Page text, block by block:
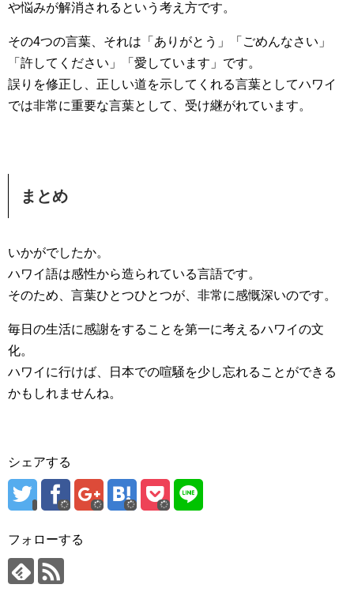
や悩みが解消されるという考え方です。
その4つの言葉、それは「ありがとう」「ごめんなさい」
「許してください」「愛しています」です。
誤りを修正し、正しい道を示してくれる言葉としてハワイ
では非常に重要な言葉として、受け継がれています。
まとめ
いかがでしたか。
ハワイ語は感性から造られている言語です。
そのため、言葉ひとつひとつが、非常に感慨深いのです。
毎日の生活に感謝をすることを第一に考えるハワイの文
化。
ハワイに行けば、日本での喧騒を少し忘れることができる
かもしれませんね。
シェアする
フォローする